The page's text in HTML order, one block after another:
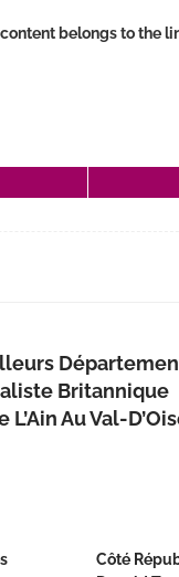
belongs to the
Britannique
L’Ain Au Val-
Côté